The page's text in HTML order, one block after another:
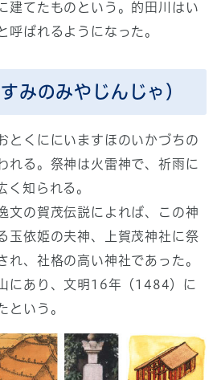
建てたものという。的田川はい
呼ばれるようになった。
みのみやじんじゃ）
とくににいますほのいかづちの
れる。祭神は火雷神で、祈雨に
く知られる。
文の賀茂伝説によれば、この神
玉依姫の夫神、上賀茂神社に祭
れ、社格の高い神社であった。
にあり、文明16年（1484）に
という。